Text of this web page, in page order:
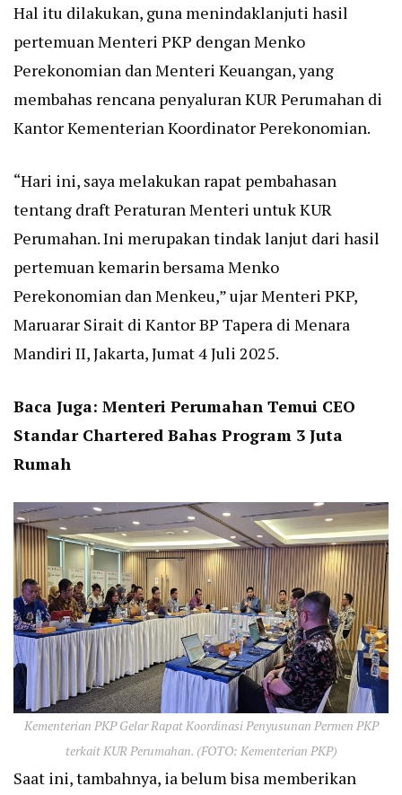
Hal itu dilakukan, guna menindaklanjuti hasil
pertemuan Menteri PKP dengan Menko
Perekonomian dan Menteri Keuangan, yang
membahas rencana penyaluran KUR Perumahan di
Kantor Kementerian Koordinator Perekonomian.
“Hari ini, saya melakukan rapat pembahasan
tentang draft Peraturan Menteri untuk KUR
Perumahan. Ini merupakan tindak lanjut dari hasil
pertemuan kemarin bersama Menko
Perekonomian dan Menkeu,” ujar Menteri PKP,
Maruarar Sirait di Kantor BP Tapera di Menara
Mandiri II, Jakarta, Jumat 4 Juli 2025.
Baca Juga: Menteri Perumahan Temui CEO
Standar Chartered Bahas Program 3 Juta
Rumah
Kementerian PKP Gelar Rapat Koordinasi Penyusunan Permen PKP
terkait KUR Perumahan. (FOTO: Kementerian PKP)
Saat ini, tambahnya, ia belum bisa memberikan